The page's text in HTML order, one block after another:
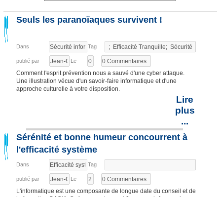
Seuls les paranoïaques survivent !
Dans Tag
publié par Le
Comment l'esprit prévention nous a sauvé d'une cyber attaque.
Une illustration vécue d'un savoir-faire informatique et d'une
approche culturelle à votre disposition.
Lire
plus
...
Sérénité et bonne humeur concourrent à
l'efficacité système
Dans Tag
publié par Le
L'informatique est une composante de longue date du conseil et de